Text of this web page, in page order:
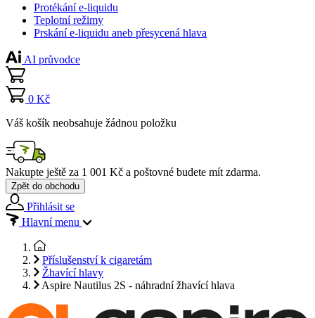
Protékání e-liquidu
Teplotní režimy
Prskání e-liquidu aneb přesycená hlava
AI průvodce
0 Kč
Váš košík neobsahuje žádnou položku
Nakupte ještě za 1 001 Kč a poštovné budete mít zdarma.
Zpět do obchodu
Přihlásit se
Hlavní menu
Příslušenství k cigaretám
Žhavící hlavy
Aspire Nautilus 2S - náhradní žhavící hlava